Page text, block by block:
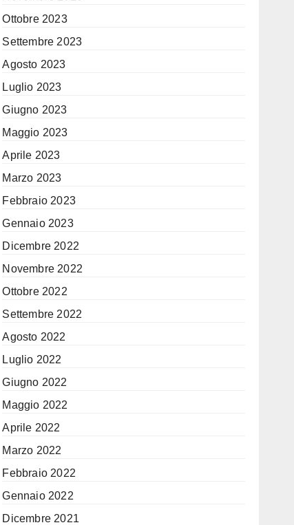
Ottobre 2023
Settembre 2023
Agosto 2023
Luglio 2023
Giugno 2023
Maggio 2023
Aprile 2023
Marzo 2023
Febbraio 2023
Gennaio 2023
Dicembre 2022
Novembre 2022
Ottobre 2022
Settembre 2022
Agosto 2022
Luglio 2022
Giugno 2022
Maggio 2022
Aprile 2022
Marzo 2022
Febbraio 2022
Gennaio 2022
Dicembre 2021